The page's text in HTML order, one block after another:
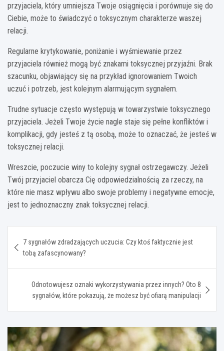
przyjaciela, który umniejsza Twoje osiągnięcia i porównuje się do
Ciebie, może to świadczyć o toksycznym charakterze waszej
relacji.
Regularne krytykowanie, poniżanie i wyśmiewanie przez
przyjaciela również mogą być znakami toksycznej przyjaźni. Brak
szacunku, objawiający się na przykład ignorowaniem Twoich
uczuć i potrzeb, jest kolejnym alarmującym sygnałem.
Trudne sytuacje często występują w towarzystwie toksycznego
przyjaciela. Jeżeli Twoje życie nagle staje się pełne konfliktów i
komplikacji, gdy jesteś z tą osobą, może to oznaczać, że jesteś w
toksycznej relacji.
Wreszcie, poczucie winy to kolejny sygnał ostrzegawczy. Jeżeli
Twój przyjaciel obarcza Cię odpowiedzialnością za rzeczy, na
które nie masz wpływu albo swoje problemy i negatywne emocje,
jest to jednoznaczny znak toksycznej relacji.
wpisu
7 sygnałów zdradzających uczucia: Czy ktoś faktycznie jest
tobą zafascynowany?
Odnotowujesz oznaki wykorzystywania przez innych? Oto 8
sygnałów, które pokazują, że możesz być ofiarą manipulacji